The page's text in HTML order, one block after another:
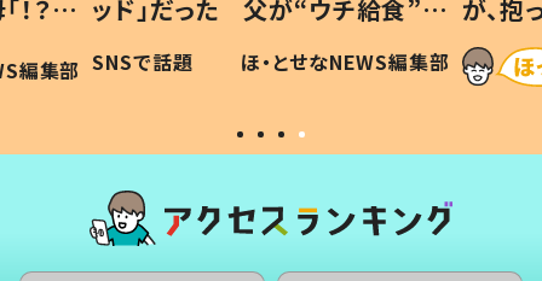
？」
編集部
ッド」だった 父が“ウチ給食”を
作り続ける理由とは #令和の親
#令和の子
SNSで話題 ほ・とせなNEWS編集部
が、
「涙が
い」